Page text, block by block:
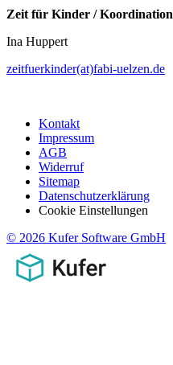
Zeit für Kinder / Koordination
Ina Huppert
zeitfuerkinder(at)fabi-uelzen.de
Kontakt
Impressum
AGB
Widerruf
Sitemap
Datenschutzerklärung
Cookie Einstellungen
© 2026 Kufer Software GmbH